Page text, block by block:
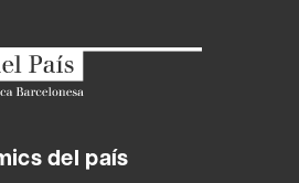
del país